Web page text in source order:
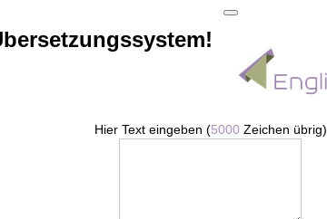
Hier Text eingeben (5000Zeichen übrig)